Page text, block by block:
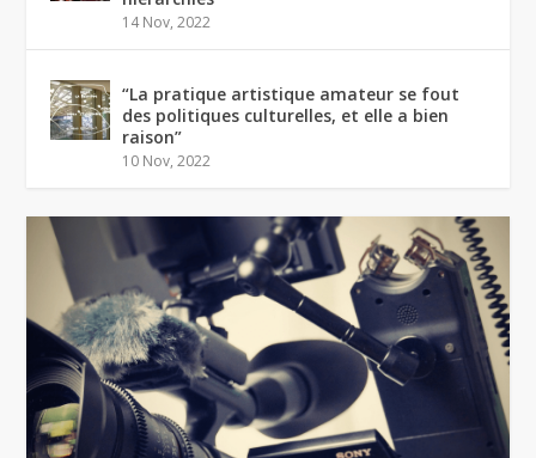
14 Nov, 2022
“La pratique artistique amateur se fout
des politiques culturelles, et elle a bien
raison”
10 Nov, 2022